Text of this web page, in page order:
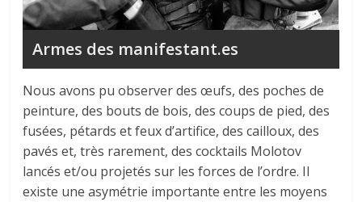
Armes des manifestant.es
Nous avons pu observer des œufs, des poches de
peinture, des bouts de bois, des coups de pied, des
fusées, pétards et feux d’artifice, des cailloux, des
pavés et, très rarement, des cocktails Molotov
lancés et/ou projetés sur les forces de l’ordre. Il
existe une asymétrie importante entre les moyens